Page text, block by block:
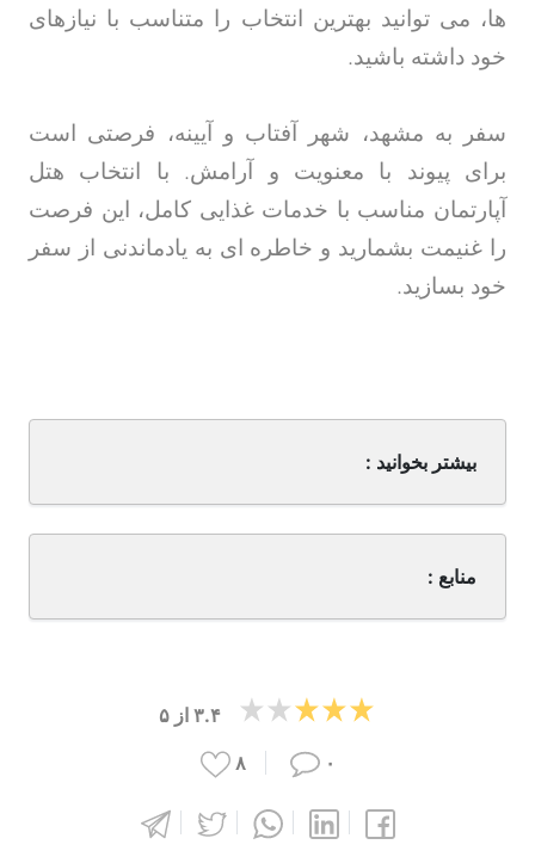
ها، می توانید بهترین انتخاب را متناسب با نیازهای
خود داشته باشید.
سفر به مشهد، شهر آفتاب و آیینه، فرصتی است
برای پیوند با معنویت و آرامش. با انتخاب هتل
آپارتمان مناسب با خدمات غذایی کامل، این فرصت
را غنیمت بشمارید و خاطره ای به یادماندنی از سفر
خود بسازید.
بیشتر بخوانید :
منابع :
۳.۴ از ۵
۰
۸